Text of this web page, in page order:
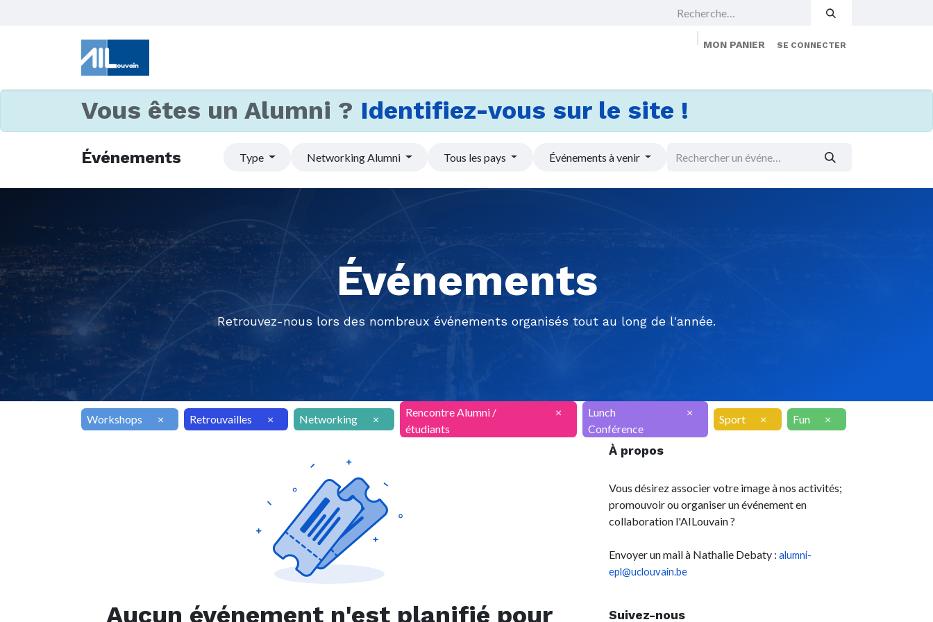
MON PANIER SE CONNECTER
Vous êtes un Alumni ? Identifiez-vous sur le site !
Événements Type Networking Alumni Tous les pays Événements à venir
Événements
Retrouvez-nous lors des nombreux événements organisés tout au long de l'année.
Workshops × Retrouvailles × Networking ×
Rencontre Alumni /
étudiants
×
Lunch
Conférence
×
Sport × Fun ×
Aucun événement n'est planifié pour
À propos
Vous désirez associer votre image à nos activités;
promouvoir ou organiser un événement en
collaboration l'AILouvain ?
Envoyer un mail à Nathalie Debaty : alumni-
epl@uclouvain.be
Suivez-nous